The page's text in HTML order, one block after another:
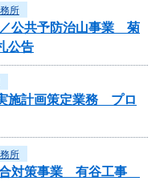
所
／公共予防治山事業 菊
公告
施計画策定業務 プロ
所
合対策事業 有谷工事